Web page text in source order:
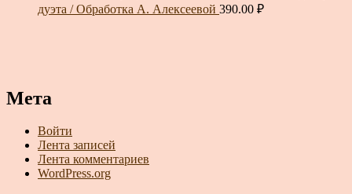
дуэта / Обработка А. Алексеевой 390.00 ₽
Мета
Войти
Лента записей
Лента комментариев
WordPress.org